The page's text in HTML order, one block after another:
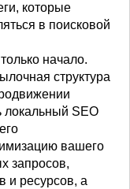
которые
в поисковой
начало.
структура
локальный SEO
вашего
запросов,
и ресурсов, а